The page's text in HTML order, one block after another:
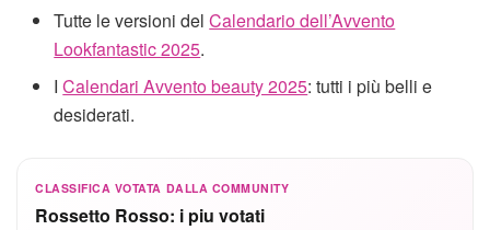
Tutte le versioni delCalendario dell’Avvento
Lookfantastic 2025.
ICalendari Avvento beauty 2025: tutti i più belli e
desiderati.
CLASSIFICA VOTATA DALLA COMMUNITY
Rossetto Rosso: i piu votati